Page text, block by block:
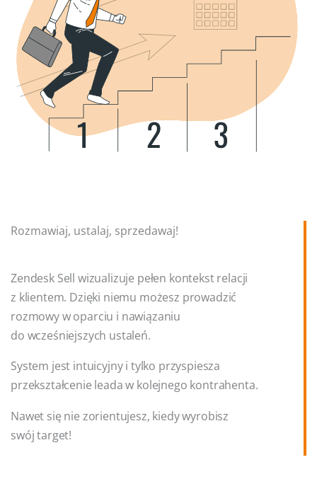
Rozmawiaj, ustalaj, sprzedawaj!
Zendesk Sell wizualizuje pełen kontekst relacji
z klientem. Dzięki niemu możesz prowadzić
rozmowy w oparciu i nawiązaniu
do wcześniejszych ustaleń.
System jest intuicyjny i tylko przyspiesza
przekształcenie leada w kolejnego kontrahenta.
Nawet się nie zorientujesz, kiedy wyrobisz
swój target!